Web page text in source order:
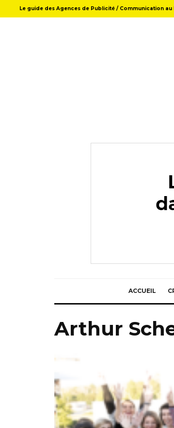
Le guide des Agences de Publicité / Communication au
ACCUEIL
Arthur